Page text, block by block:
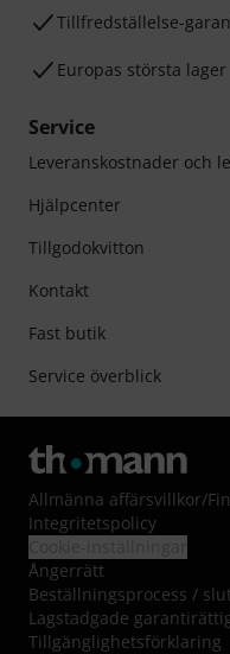
Tillfredställelse-
Europas största lager
Service
Leveranskostnader och
Hjälpcenter
Tillgodokvitton
Kontakt
Fast butik
Service överblick
Allmänna affärsvillkor/
Integritetspolicy
Ångerrätt
Beställningsprocess /
Lagstadgade
Tillgänglighetsförklaring